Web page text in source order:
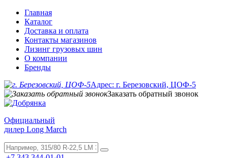
Главная
Каталог
Доставка и оплата
Контакты магазинов
Лизинг грузовых шин
О компании
Бренды
Адрес: г. Березовский, ЦОФ-5
Заказать обратный звонок
Официальный
дилер Long March